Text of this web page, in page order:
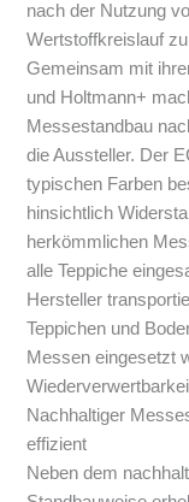
nach der Nutzung
Wertstoffkreislauf
Gemeinsam mit
und Holtmann+
Messestandbau
die Aussteller. Der
typischen Farben
hinsichtlich
herkömmlichen
alle Teppiche
Hersteller
Teppichen und
Messen eingesetzt
Nachhaltiger
effizient
Neben dem